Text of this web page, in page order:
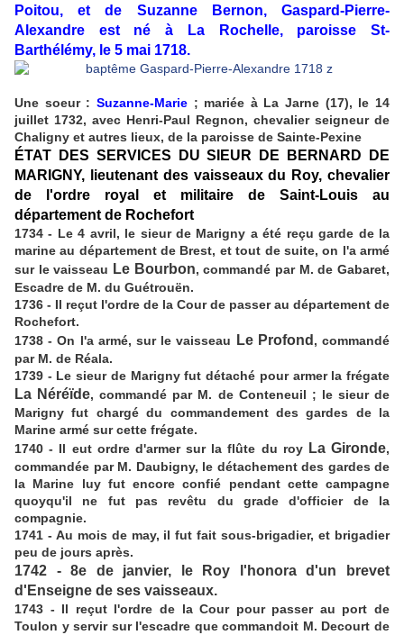
Poitou, et de Suzanne Bernon, Gaspard-Pierre-
Alexandre est né à La Rochelle, paroisse St-
Barthélémy, le 5 mai 1718.
Une soeur : Suzanne-Marie; mariée à La Jarne (17), le 14
juillet 1732, avec Henri-Paul Regnon, chevalier seigneur de
Chaligny et autres lieux, de la paroisse de Sainte-Pexine
ÉTAT DES SERVICES DU SIEUR DE BERNARD DE
MARIGNY, lieutenant des vaisseaux du Roy, chevalier
de l'ordre royal et militaire de Saint-Louis au
département de Rochefort
1734 - Le 4 avril, le sieur de Marigny a été reçu garde de la
marine au département de Brest, et tout de suite, on l'a armé
sur le vaisseau Le Bourbon, commandé par M. de Gabaret,
Escadre de M. du Guétrouën.
1736 - Il reçut l'ordre de la Cour de passer au département de
Rochefort.
1738 - On l'a armé, sur le vaisseau
Le Profond , commandé
par M. de Réala.
1739 - Le sieur de Marigny fut détaché pour armer la frégate
La Néréïde, commandé par M. de Conteneuil ; le sieur de
Marigny fut chargé du commandement des gardes de la
Marine armé sur cette frégate.
1740 - Il eut ordre d'armer sur la flûte du roy La Gironde,
commandée par M. Daubigny, le détachement des gardes de
la Marine luy fut encore confié pendant cette campagne
quoyqu'il ne fut pas revêtu du grade d'officier de la
compagnie.
1741 - Au mois de may, il fut fait sous-brigadier, et brigadier
peu de jours après.
1742 - 8e de janvier, le Roy l'honora d'un brevet
d'Enseigne de ses vaisseaux.
1743 - Il reçut l'ordre de la Cour pour passer au port de
Toulon y servir sur l'escadre que commandoit M. Decourt de